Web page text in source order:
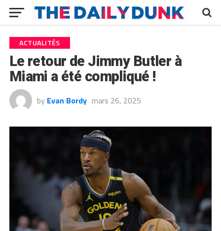
ACTUALITÉS
Le retour de Jimmy Butler à
Miami a été compliqué !
by Evan Bordy mars 26, 2025